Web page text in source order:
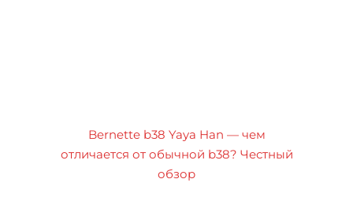
Bernette b38 Yaya Han — чем
отличается от обычной b38? Честный
обзор